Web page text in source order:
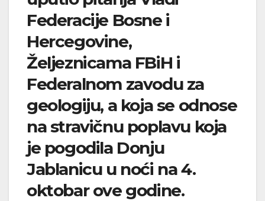
Federacije Bosne i
Hercegovine,
Željeznicama FBiH i
Federalnom zavodu za
geologiju, a koja se odnose
na stravičnu poplavu koja
je pogodila Donju
Jablanicu u noći na 4.
oktobar ove godine.